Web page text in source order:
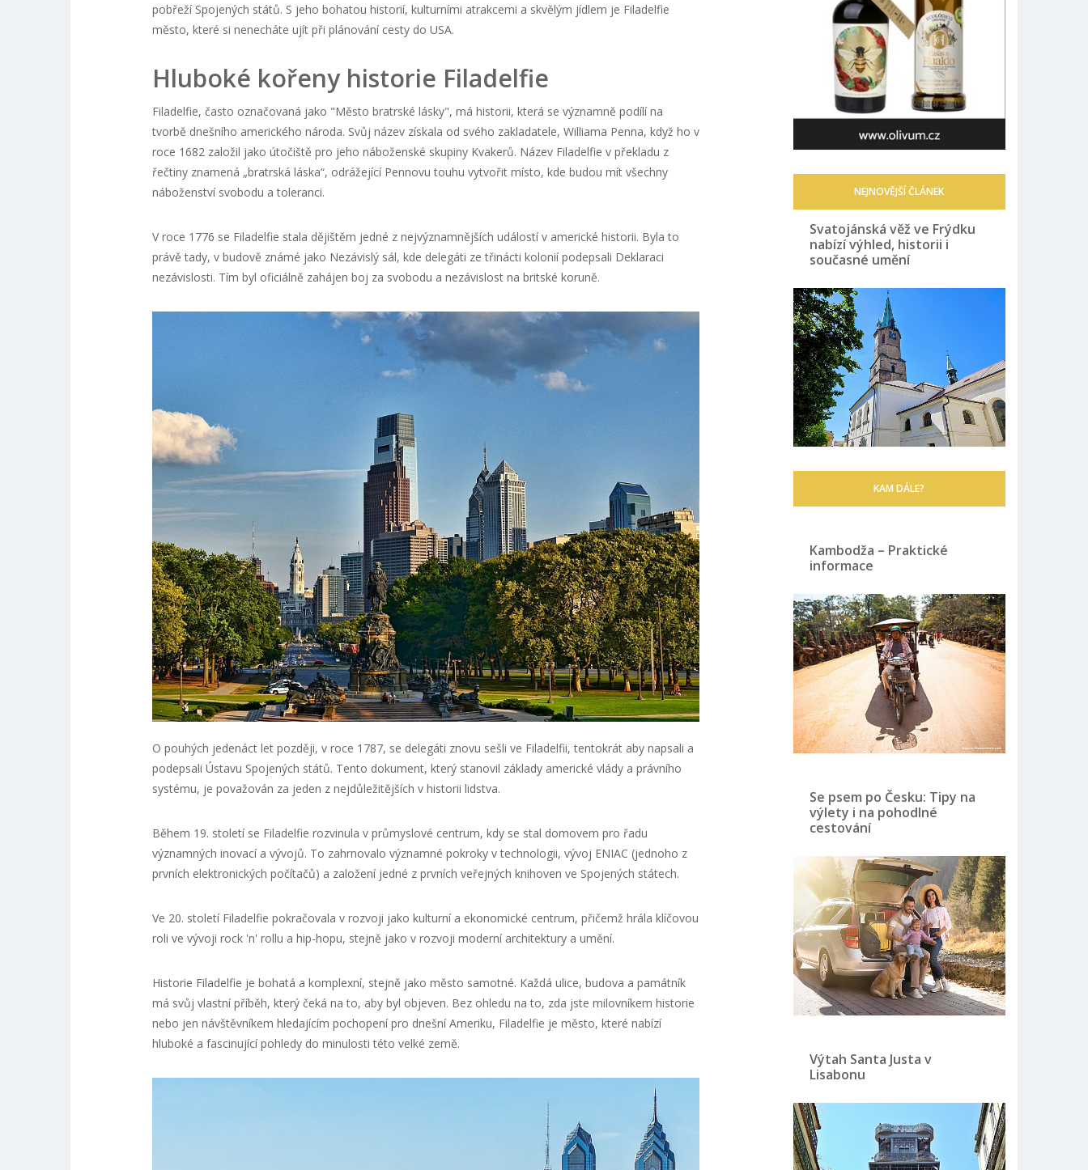
pobřeží Spojených států. S jeho bohatou historií, kulturními atrakcemi a skvělým jídlem je Filadelfie
město, které si nenecháte ujít při plánování cesty do USA.
Hluboké kořeny historie Filadelfie
Filadelfie, často označovaná jako "Město bratrské lásky", má historii, která se významně podílí na
tvorbě dnešního amerického národa. Svůj název získala od svého zakladatele, Williama Penna, když ho v
roce 1682 založil jako útočiště pro jeho náboženské skupiny Kvakerů. Název Filadelfie v překladu z
řečtiny znamená „bratrská láska“, odrážející Pennovu touhu vytvořit místo, kde budou mít všechny
náboženství svobodu a toleranci.
V roce 1776 se Filadelfie stala dějištěm jedné z nejvýznamnějších událostí v americké historii. Byla to
právě tady, v budově známé jako Nezávislý sál, kde delegáti ze třinácti kolonií podepsali Deklaraci
nezávislosti. Tím byl oficiálně zahájen boj za svobodu a nezávislost na britské koruně.
O pouhých jedenáct let později, v roce 1787, se delegáti znovu sešli ve Filadelfii, tentokrát aby napsali a
podepsali Ústavu Spojených států. Tento dokument, který stanovil základy americké vlády a právního
systému, je považován za jeden z nejdůležitějších v historii lidstva.
Během 19. století se Filadelfie rozvinula v průmyslové centrum, kdy se stal domovem pro řadu
významných inovací a vývojů. To zahrnovalo významné pokroky v technologii, vývoj ENIAC (jednoho z
prvních elektronických počítačů) a založení jedné z prvních veřejných knihoven ve Spojených státech.
Ve 20. století Filadelfie pokračovala v rozvoji jako kulturní a ekonomické centrum, přičemž hrála klíčovou
roli ve vývoji rock 'n' rollu a hip-hopu, stejně jako v rozvoji moderní architektury a umění.
Historie Filadelfie je bohatá a komplexní, stejně jako město samotné. Každá ulice, budova a památník
má svůj vlastní příběh, který čeká na to, aby byl objeven. Bez ohledu na to, zda jste milovníkem historie
nebo jen návštěvníkem hledajícím pochopení pro dnešní Ameriku, Filadelfie je město, které nabízí
hluboké a fascinující pohledy do minulosti této velké země.
NEJNOVĚJŠÍ ČLÁNEK
Svatojánská věž ve Frýdku
nabízí výhled, historii i
současné umění
KAM DÁLE?
Kambodža – Praktické
informace
Se psem po Česku: Tipy na
výlety i na pohodlné
cestování
Výtah Santa Justa v
Lisabonu